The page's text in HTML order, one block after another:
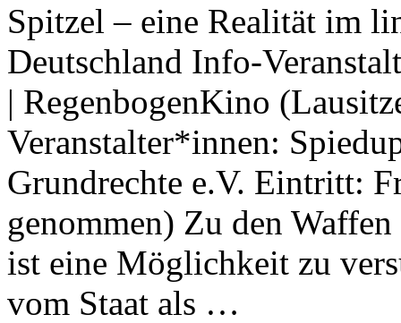
Spitzel – eine Realität im
Deutschland Info-
| RegenbogenKino
Veranstalter*innen:
Grundrechte e.V. Eintritt:
genommen) Zu den
ist eine Möglichkeit zu
vom Staat als …